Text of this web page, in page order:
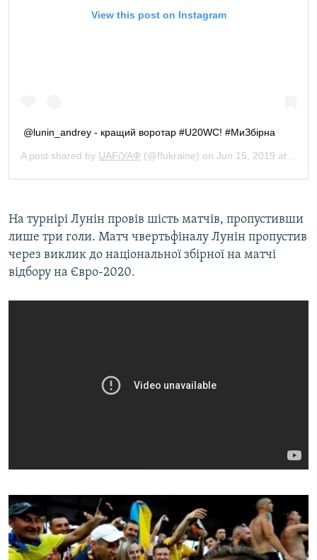
На турнірі Лунін провів шість матчів, пропустивши
лише три голи. Матч чвертьфіналу Лунін пропустив
через виклик до національної збірної на матчі
відбору на Євро-2020.